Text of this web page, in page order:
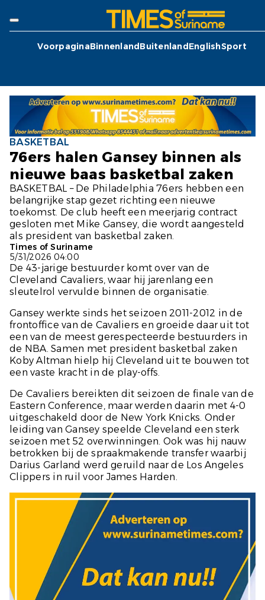
VoorpaginaBinnenlandBuitenlandEnglishSport
BASKETBAL
76ers halen Gansey binnen als
nieuwe baas basketbal zaken
BASKETBAL – De Philadelphia 76ers hebben een
belangrijke stap gezet richting een nieuwe
toekomst. De club heeft een meerjarig contract
gesloten met Mike Gansey, die wordt aangesteld
als president van basketbal zaken.
Times of Suriname
5/31/2026 04:00
De 43-jarige bestuurder komt over van de
Cleveland Cavaliers, waar hij jarenlang een
sleutelrol vervulde binnen de organisatie.
Gansey werkte sinds het seizoen 2011-2012 in de
frontoffice van de Cavaliers en groeide daar uit tot
een van de meest gerespecteerde bestuurders in
de NBA. Samen met president basketbal zaken
Koby Altman hielp hij Cleveland uit te bouwen tot
een vaste kracht in de play-offs.
De Cavaliers bereikten dit seizoen de finale van de
Eastern Conference, maar werden daarin met 4-0
uitgeschakeld door de New York Knicks. Onder
leiding van Gansey speelde Cleveland een sterk
seizoen met 52 overwinningen. Ook was hij nauw
betrokken bij de spraakmakende transfer waarbij
Darius Garland werd geruild naar de Los Angeles
Clippers in ruil voor James Harden.